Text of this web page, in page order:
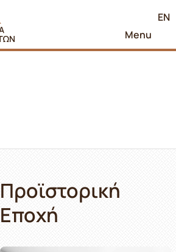
EN
Menu
Προϊστορική
Εποχή